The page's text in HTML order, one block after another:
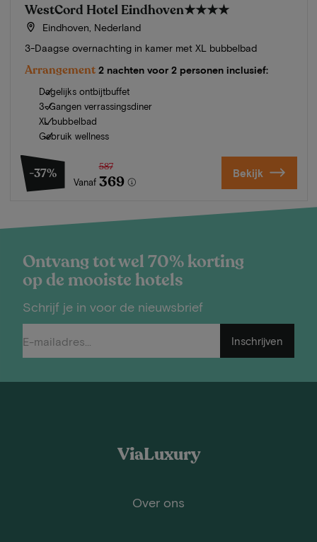
WestCord Hotel Eindhoven★★★★
Eindhoven, Nederland
3-Daagse overnachting in kamer met XL bubbelbad
Arrangement 2 nachten voor 2 personen inclusief:
Dagelijks ontbijtbuffet
3-Gangen verrassingsdiner
XL bubbelbad
Gebruik wellness
-37%
Vanaf
587
369 Bekijk
Ontvang tot wel 70% korting
op de mooiste hotels
Schrijf je in voor de nieuwsbrief
Inschrijven
ViaLuxury
Over ons